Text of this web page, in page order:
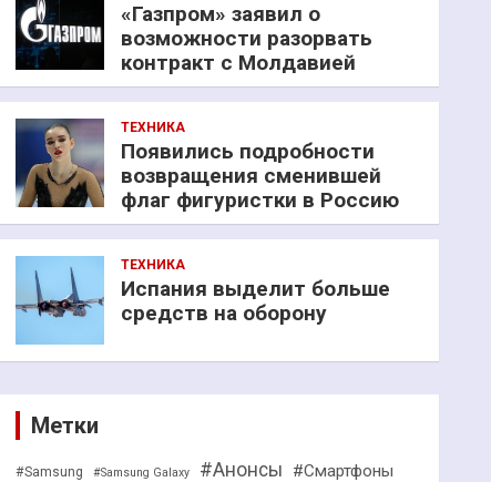
«Газпром» заявил о
возможности разорвать
контракт с Молдавией
ТЕХНИКА
Появились подробности
возвращения сменившей
флаг фигуристки в Россию
ТЕХНИКА
Испания выделит больше
средств на оборону
Метки
#Samsung #Samsung Galaxy #Анонсы #Смартфоны